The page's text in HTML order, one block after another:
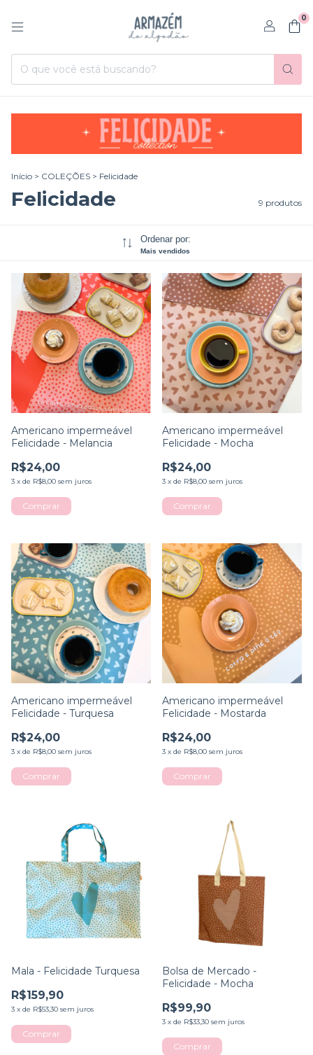
0
Início > COLEÇÕES > Felicidade
Felicidade 9 produtos
Ordenar por:
Mais vendidos
Americano impermeável
Felicidade - Melancia
R$24,00
3 x de R$8,00 sem juros
Comprar
Americano impermeável
Felicidade - Mocha
R$24,00
3 x de R$8,00 sem juros
Comprar
Americano impermeável
Felicidade - Turquesa
R$24,00
3 x de R$8,00 sem juros
Comprar
Americano impermeável
Felicidade - Mostarda
R$24,00
3 x de R$8,00 sem juros
Comprar
Mala - Felicidade Turquesa
R$159,90
3 x de R$53,30 sem juros
Bolsa de Mercado -
Felicidade - Mocha
R$99,90
3 x de R$33,30 sem juros